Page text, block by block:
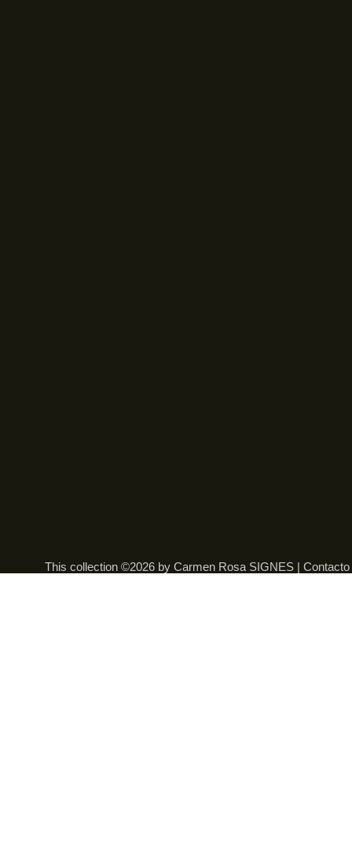
This collection ©2026 by Carmen Rosa SIGNES | Contacto